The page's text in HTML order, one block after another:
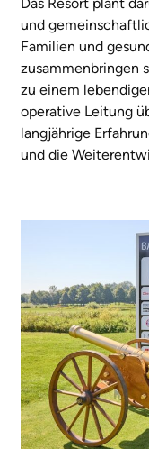
und
Familien und
zusammenbringen
zu einem
operative Leitung
langjährige
und die